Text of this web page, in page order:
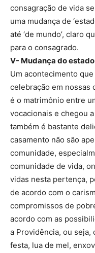
consagração de vida
uma mudança de
até ‘de mundo’, claro
para o consagrado.
V- Mudança do
Um acontecimento
celebração em nossas
é o matrimônio entre
vocacionais e chegou
também é bastante
casamento não são
comunidade,
comunidade de vida,
vidas nesta pertença,
de acordo com o
compromissos de
acordo com as
a Providência, ou seja,
festa, lua de mel,